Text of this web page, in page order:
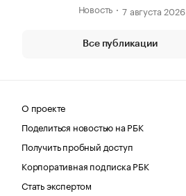
Новость
7 августа 2026
Все публикации
О проекте
Поделиться новостью на РБК
Получить пробный доступ
Корпоративная подписка РБК
Стать экспертом